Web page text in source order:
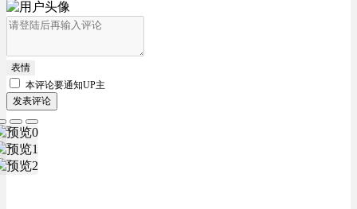
表情
本评论要通知UP主
发表评论